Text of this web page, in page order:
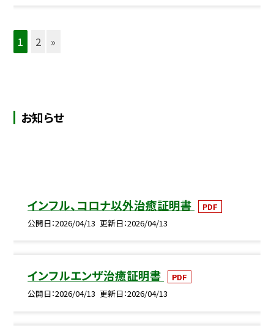
1 2 »
お知らせ
インフル、コロナ以外治癒証明書
PDF
公開日 2026/04/13 更新日 2026/04/13
インフルエンザ治癒証明書
PDF
公開日 2026/04/13 更新日 2026/04/13